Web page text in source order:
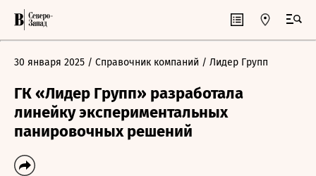
30 января 2025 / Справочник компаний / Лидер Групп
ГК «Лидер Групп» разработала
линейку экспериментальных
панировочных решений